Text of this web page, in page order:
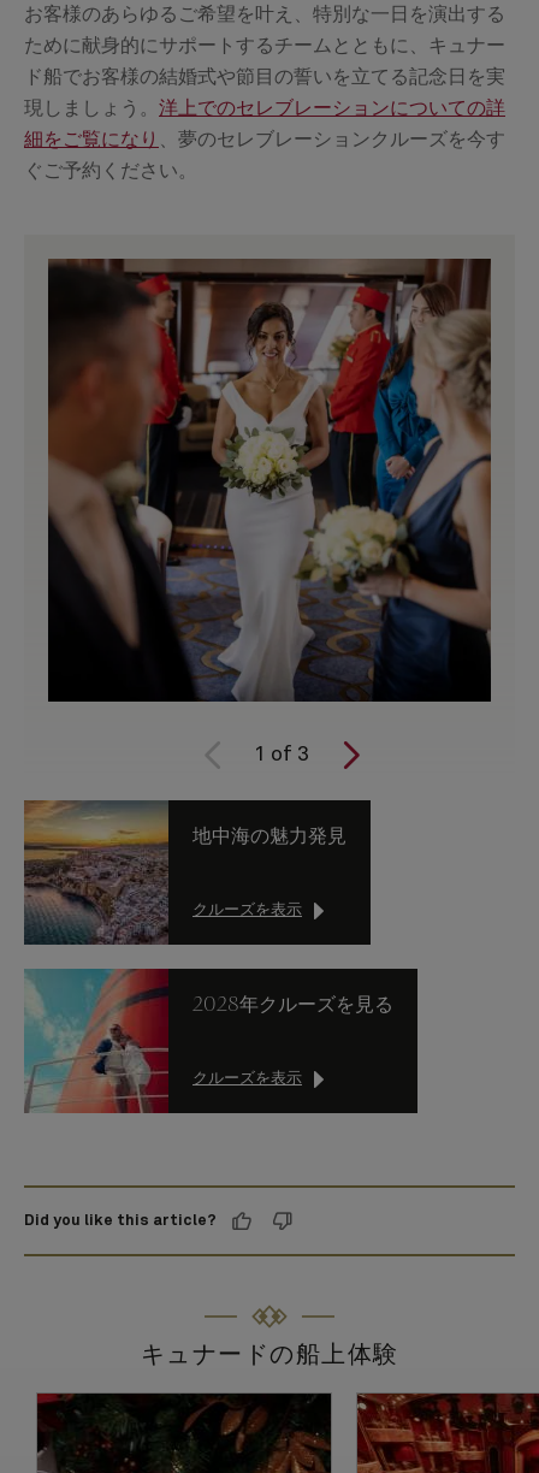
お客様のあらゆるご希望を叶え、特別な一日を演出する
ために献身的にサポートするチームとともに、キュナー
ド船でお客様の結婚式や節目の誓いを立てる記念日を実
現しましょう。 洋上でのセレブレーションについての詳
細をご覧になり
、夢のセレブレーションクルーズを今す
ぐご予約ください。
1 of 3
地中海の魅力発見
クルーズを表示
2028年クルーズを見る
クルーズを表示
Did you like this article?
キュナードの船上体験